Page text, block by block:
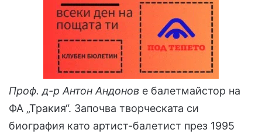
Проф. д-р Антон Андонов е балетмайстор на
ФА „Тракия“. Започва творческата си
биография като артист-балетист през 1995